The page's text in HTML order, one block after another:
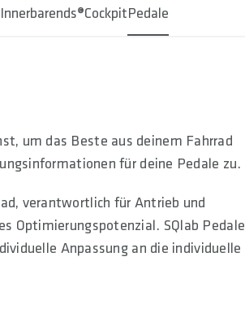
CockpitPedale
um das Beste aus deinem Fahrrad
für deine Pedale zu.
verantwortlich für Antrieb und
Optimierungspotenzial. SQlab Pedale
Anpassung an die individuelle